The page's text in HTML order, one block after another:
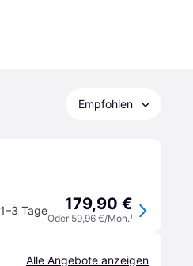
Empfohlen
1–3 Tage 179,90 €
Oder 59,96 €/Mon.¹
Alle Angebote anzeigen